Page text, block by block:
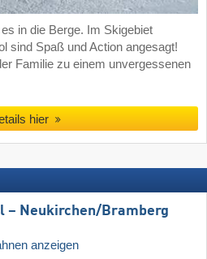
in die Berge. Im Skigebiet
sind Spaß und Action angesagt!
Familie zu einem unvergessenen
hier
– Neukirchen/​Bramberg
anzeigen